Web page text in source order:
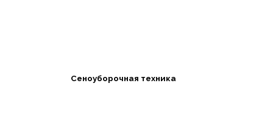
Сеноуборочная техника